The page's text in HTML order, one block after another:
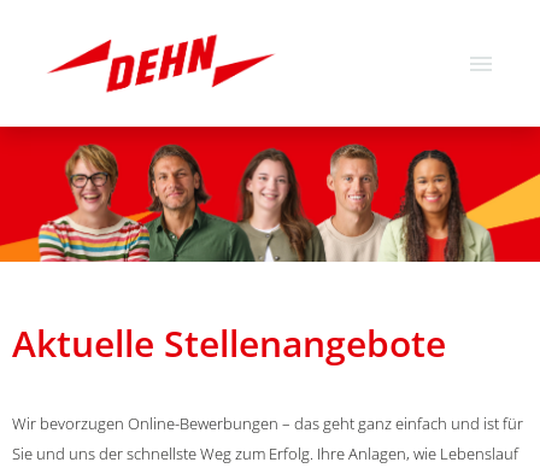
Englisch
Stellenangebote
Über uns
Aktuelle Stellenangebote
Wir bevorzugen Online-Bewerbungen – das geht ganz einfach und ist für
Sie und uns der schnellste Weg zum Erfolg. Ihre Anlagen, wie Lebenslauf